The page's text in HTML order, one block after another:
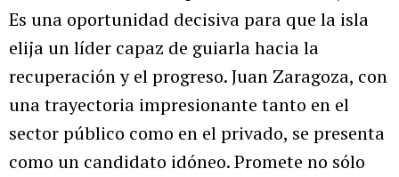
Es una oportunidad decisiva para que la isla
elija un líder capaz de guiarla hacia la
recuperación y el progreso. Juan Zaragoza, con
una trayectoria impresionante tanto en el
sector público como en el privado, se presenta
como un candidato idóneo. Promete no sólo